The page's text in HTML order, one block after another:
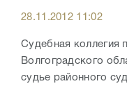
28.11.2012 11:02
Судебная коллегия
Волгоградского
судье районного